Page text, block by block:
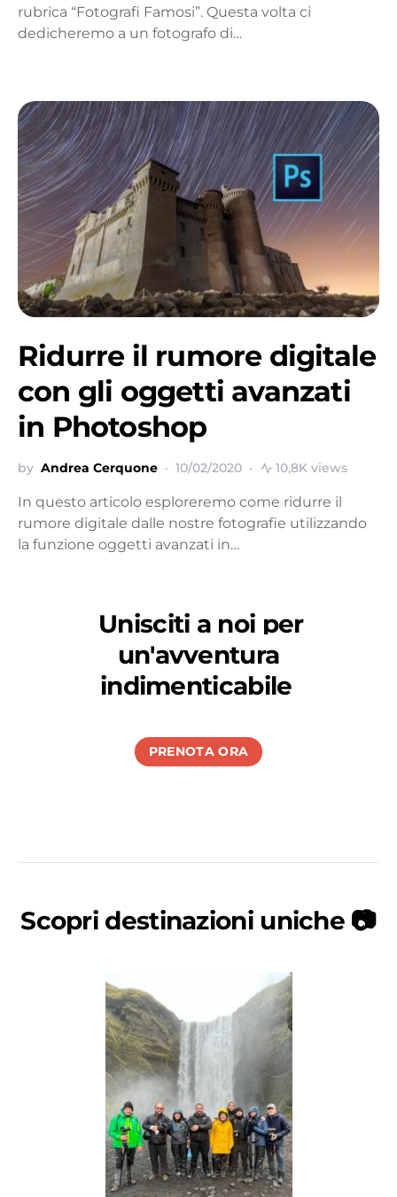
rubrica “Fotografi Famosi”. Questa volta ci
dedicheremo a un fotografo di…
Ridurre il rumore digitale
con gli oggetti avanzati
in Photoshop
by Andrea Cerquone 10/02/2020 10,8K views
In questo articolo esploreremo come ridurre il
rumore digitale dalle nostre fotografie utilizzando
la funzione oggetti avanzati in…
Unisciti a noi per
un'avventura
indimenticabile
PRENOTA ORA
Scopri destinazioni uniche 📷